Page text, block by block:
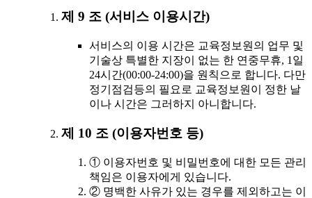
제 9 조 (서비스 이용시간)
서비스의 이용 시간은 교육정보원의 업무 및
기술상 특별한 지장이 없는 한 연중무휴, 1일
24시간(00:00-24:00)을 원칙으로 합니다. 다만
정기점검등의 필요로 교육정보원이 정한 날
이나 시간은 그러하지 아니합니다.
제 10 조 (이용자번호 등)
① 이용자번호 및 비밀번호에 대한 모든 관리
책임은 이용자에게 있습니다.
② 명백한 사유가 있는 경우를 제외하고는 이